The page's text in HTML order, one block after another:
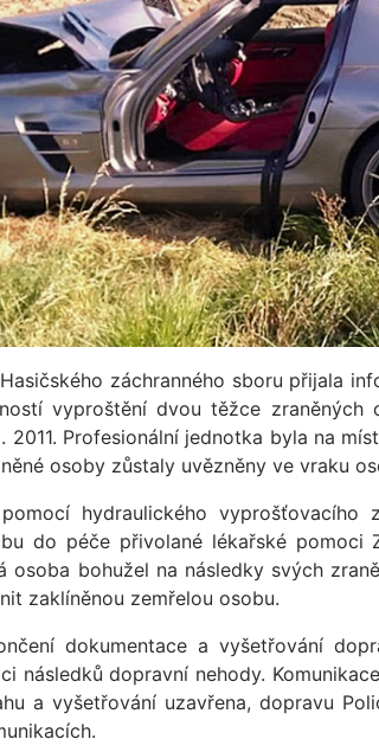
záchranného sboru přijala
vyproštění dvou těžce zraněných
2011. Profesionální jednotka byla na
osoby zůstaly uvězněny ve vraku
hydraulického vyprošťovacího
do péče přivolané lékařské pomoci
osoba bohužel na následky svých
zaklíněnou zemřelou osobu.
dokumentace a vyšetřování
následků dopravní nehody.
a vyšetřování uzavřena, dopravu